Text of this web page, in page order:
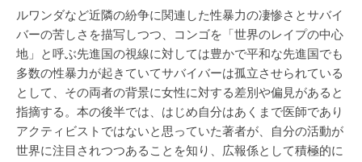
ルワンダなど近隣の紛争に関連した性暴力の凄惨さとサバイ
バーの苦しさを描写しつつ、コンゴを「世界のレイプの中心
地」と呼ぶ先進国の視線に対しては豊かで平和な先進国でも
多数の性暴力が起きていてサバイバーは孤立させられている
として、その両者の背景に女性に対する差別や偏見があると
指摘する。本の後半では、はじめ自分はあくまで医師であり
アクティビストではないと思っていた著者が、自分の活動が
世界に注目されつつあることを知り、広報係として積極的に